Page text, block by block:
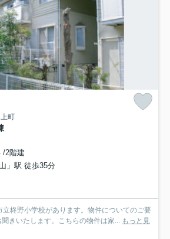
町
/2階建
」駅 徒歩35分
柊野小学校があります。物件についてのご要
きいたします。こちらの物件は家... もっと見